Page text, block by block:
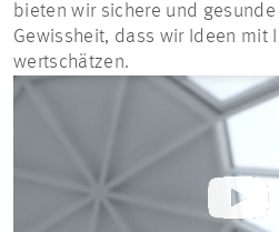
bieten wir sichere und
Gewissheit, dass wir Ideen mit
wertschätzen.